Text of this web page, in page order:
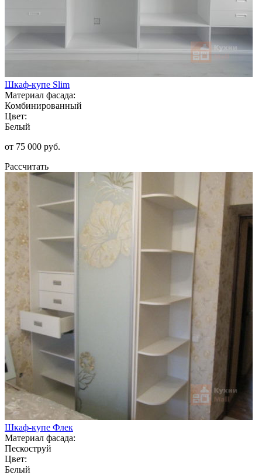
Шкаф-купе Slim
Материал фасада:
Комбинированный
Цвет:
Белый
от 75 000 руб.
Рассчитать
Шкаф-купе Флек
Материал фасада:
Пескоструй
Цвет:
Белый